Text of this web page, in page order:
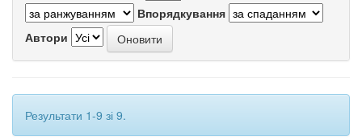
Впорядкування
Автори
Результати 1-9 зі 9.